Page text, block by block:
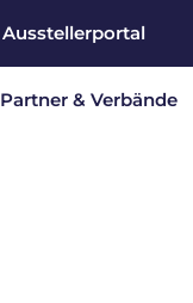
Ausstellerportal
Partner & Verbände